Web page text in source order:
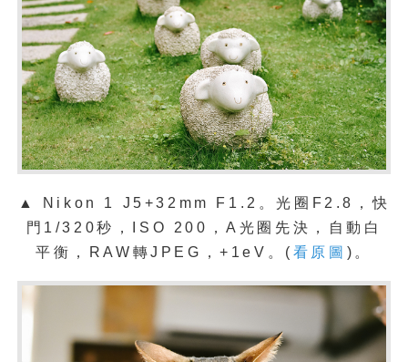
▲
Nikon 1 J5+32mm F1.2。光圈F2.8，快
門1/320秒，ISO 200，A光圈先決，自動白
平衡，RAW轉JPEG，+1eV。( 看原圖 )。